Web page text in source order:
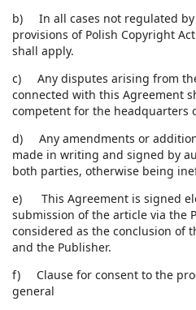
b) In all cases not regulated by
provisions of Polish Copyright
shall apply.
c) Any disputes arising from
connected with this Agreement
competent for the headquarters
d) Any amendments or
made in writing and signed by
both parties, otherwise being
e) This Agreement is signed
submission of the article via the
considered as the conclusion of
and the Publisher.
f) Clause for consent to the
general